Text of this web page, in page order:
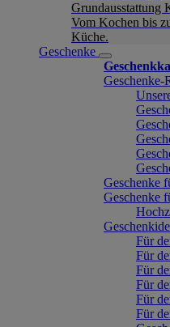
Grundausstattung
Vom Kochen bis
Küche.
Geschenke
Geschenke-
Geschenke
Geschenke
Für
Für
Für
Für
Für
Für